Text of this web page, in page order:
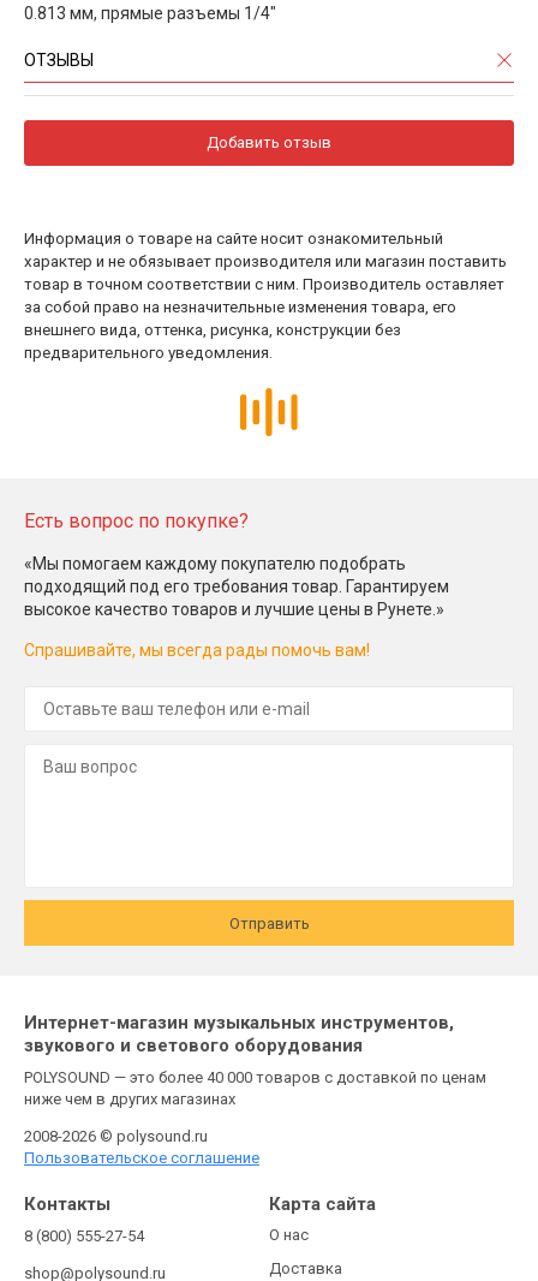
0.813 мм, прямые разъемы 1/4"
ОТЗЫВЫ
Добавить отзыв
Информация о товаре на сайте носит ознакомительный
характер и не обязывает производителя или магазин поставить
товар в точном соответствии с ним. Производитель оставляет
за собой право на незначительные изменения товара, его
внешнего вида, оттенка, рисунка, конструкции без
предварительного уведомления.
Есть вопрос по покупке?
«Мы помогаем каждому покупателю подобрать
подходящий под его требования товар. Гарантируем
высокое качество товаров и лучшие цены в Рунете.»
Спрашивайте, мы всегда рады помочь вам!
Отправить
Интернет-магазин музыкальных инструментов,
звукового и светового оборудования
POLYSOUND — это более 40 000 товаров с доставкой по ценам
ниже чем в других магазинах
2008-2026 © polysound.ru
Пользовательское соглашение
Контакты
8 (800) 555-27-54
shop@polysound.ru
Карта сайта
О нас
Доставка